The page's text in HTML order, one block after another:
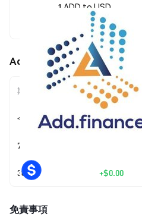
1 ADD to USD
$0.00001719
Add Finance (ADD) の価格変動
期間 金額変動
今日 + $0.00
7日
30日 +$0.00
免責事項